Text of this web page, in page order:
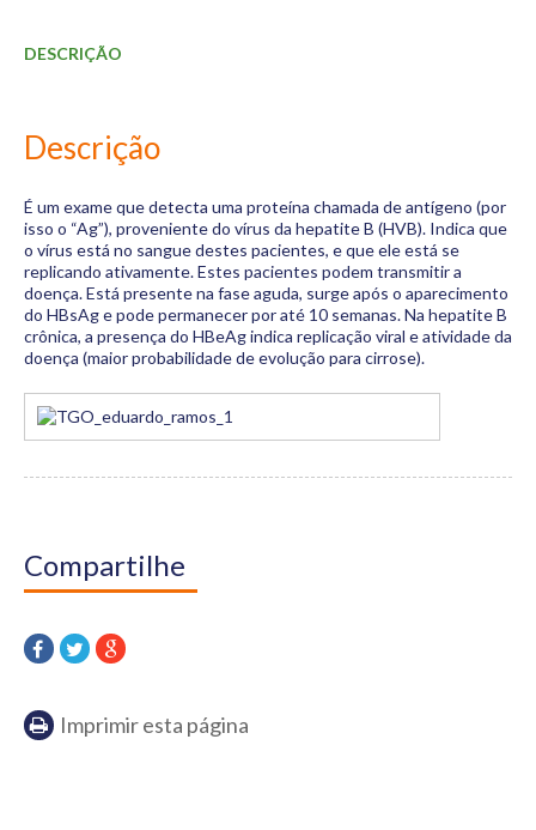
Aulas
Contato
DESCRIÇÃO
Descrição
É um exame que detecta uma proteína chamada de antígeno (por
isso o “Ag”), proveniente do vírus da hepatite B (HVB). Indica que
o vírus está no sangue destes pacientes, e que ele está se
replicando ativamente. Estes pacientes podem transmitir a
doença. Está presente na fase aguda, surge após o aparecimento
do HBsAg e pode permanecer por até 10 semanas. Na hepatite B
crônica, a presença do HBeAg indica replicação viral e atividade da
doença (maior probabilidade de evolução para cirrose).
Compartilhe
Imprimir esta página